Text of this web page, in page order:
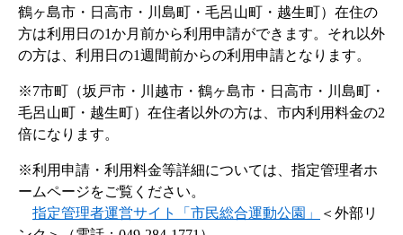
鶴ヶ島市・日高市・川島町・毛呂山町・越生町）在住の
方は利用日の1か月前から利用申請ができます。それ以外
の方は、利用日の1週間前からの利用申請となります。
※7市町（坂戸市・川越市・鶴ヶ島市・日高市・川島町・
毛呂山町・越生町）在住者以外の方は、市内利用料金の2
倍になります。
※利用申請・利用料金等詳細については、指定管理者ホ
ームページをご覧ください。
指定管理者運営サイト「市民総合運動公園」
＜外部リ